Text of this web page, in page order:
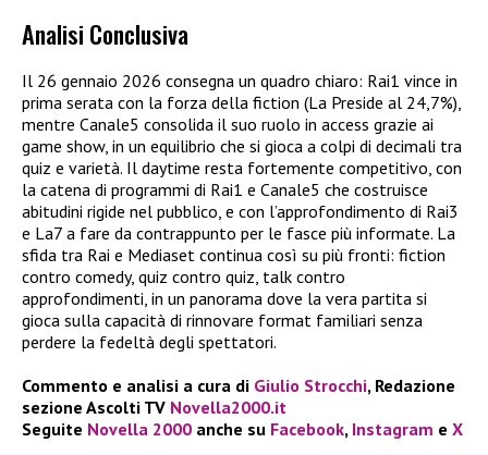
Analisi Conclusiva
Il 26 gennaio 2026 consegna un quadro chiaro: Rai1 vince in
prima serata con la forza della fiction (La Preside al 24,7%),
mentre Canale5 consolida il suo ruolo in access grazie ai
game show, in un equilibrio che si gioca a colpi di decimali tra
quiz e varietà. Il daytime resta fortemente competitivo, con
la catena di programmi di Rai1 e Canale5 che costruisce
abitudini rigide nel pubblico, e con l’approfondimento di Rai3
e La7 a fare da contrappunto per le fasce più informate. La
sfida tra Rai e Mediaset continua così su più fronti: fiction
contro comedy, quiz contro quiz, talk contro
approfondimenti, in un panorama dove la vera partita si
gioca sulla capacità di rinnovare format familiari senza
perdere la fedeltà degli spettatori.
Commento e analisi a cura di Giulio Strocchi, Redazione
sezione Ascolti TV Novella2000.it
Seguite Novella 2000 anche su Facebook, Instagram e X